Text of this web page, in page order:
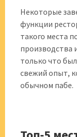
Некоторые
функции
такого места
производства
только что
свежий опыт,
обычном пабе.